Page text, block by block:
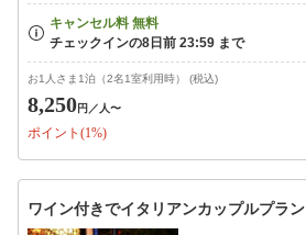
お1人さま1泊（2名1室利用時） (税込)
8,250円 ／人〜
ポイント(1%)
ワイン付きでイタリアンカップルプラン